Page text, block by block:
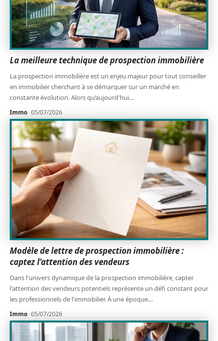
La meilleure technique de prospection immobilière
La prospection immobilière est un enjeu majeur pour tout conseiller
en immobilier cherchant à se démarquer sur un marché en
constante évolution. Alors qu’aujourd'hui…
Immo 05/07/2026
Modèle de lettre de prospection immobilière :
captez l’attention des vendeurs
Dans l'univers dynamique de la prospection immobilière, capter
l'attention des vendeurs potentiels représente un défi constant pour
les professionnels de l'immobilier. À une époque…
Immo 05/07/2026